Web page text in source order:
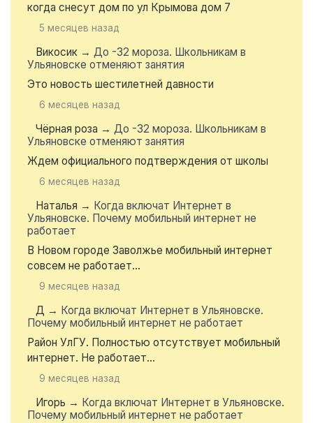
когда снесут дом по ул Крымова дом 7
5 месяцев назад
Викосик → До -32 мороза. Школьникам в
Ульяновске отменяют занятия
Это новость шестилетней давности
6 месяцев назад
Чёрная роза → До -32 мороза. Школьникам в
Ульяновске отменяют занятия
Ждем официального подтверждения от школы
6 месяцев назад
Наталья → Когда включат Интернет в
Ульяновске. Почему мобильный интернет не
работает
В Новом городе Заволжье мобильный интернет
совсем не работает...
9 месяцев назад
Д → Когда включат Интернет в Ульяновске.
Почему мобильный интернет не работает
Район УлГУ. Полностью отсутствует мобильный
интернет. Не работает...
9 месяцев назад
Игорь → Когда включат Интернет в Ульяновске.
Почему мобильный интернет не работает